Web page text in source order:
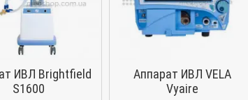
ИВЛ Brightfield
S1600
Аппарат ИВЛ VELA
Vyaire